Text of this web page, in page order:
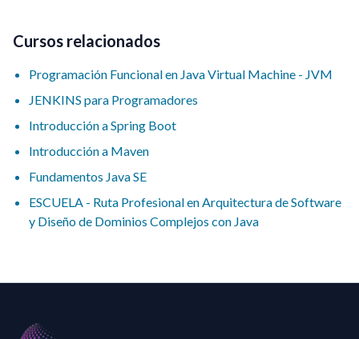
Cursos relacionados
Programación Funcional en Java Virtual Machine - JVM
JENKINS para Programadores
Introducción a Spring Boot
Introducción a Maven
Fundamentos Java SE
ESCUELA - Ruta Profesional en Arquitectura de Software
y Diseño de Dominios Complejos con Java